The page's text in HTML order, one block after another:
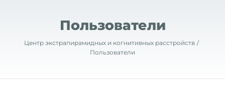
Пользователи
Центр экстрапирамидных и когнитивных расстройств
Пользователи